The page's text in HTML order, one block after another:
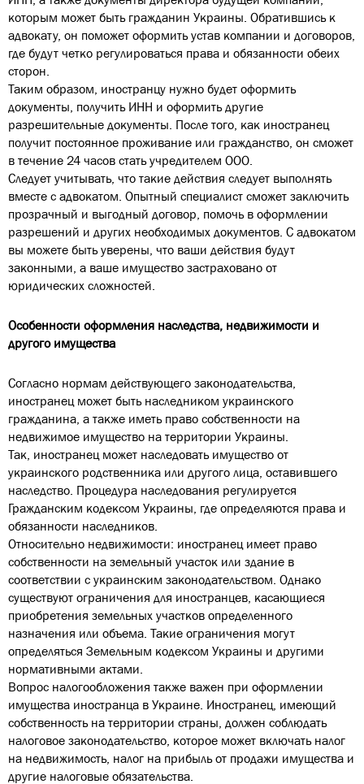
которым может быть гражданин Украины. Обратившись к
адвокату, он поможет оформить устав компании и договоров,
где будут четко регулироваться права и обязанности обеих
сторон.
Таким образом, иностранцу нужно будет оформить
документы, получить ИНН и оформить другие
разрешительные документы. После того, как иностранец
получит постоянное проживание или гражданство, он сможет
в течение 24 часов стать учредителем ООО.
Следует учитывать, что такие действия следует выполнять
вместе с адвокатом. Опытный специалист сможет заключить
прозрачный и выгодный договор, помочь в оформлении
разрешений и других необходимых документов. С адвокатом
вы можете быть уверены, что ваши действия будут
законными, а ваше имущество застраховано от
юридических сложностей.
Особенности оформления наследства, недвижимости и
другого имущества
Согласно нормам действующего законодательства,
иностранец может быть наследником украинского
гражданина, а также иметь право собственности на
недвижимое имущество на территории Украины.
Так, иностранец может наследовать имущество от
украинского родственника или другого лица, оставившего
наследство. Процедура наследования регулируется
Гражданским кодексом Украины, где определяются права и
обязанности наследников.
Относительно недвижимости: иностранец имеет право
собственности на земельный участок или здание в
соответствии с украинским законодательством. Однако
существуют ограничения для иностранцев, касающиеся
приобретения земельных участков определенного
назначения или объема. Такие ограничения могут
определяться Земельным кодексом Украины и другими
нормативными актами.
Вопрос налогообложения также важен при оформлении
имущества иностранца в Украине. Иностранец, имеющий
собственность на территории страны, должен соблюдать
налоговое законодательство, которое может включать налог
на недвижимость, налог на прибыль от продажи имущества и
другие налоговые обязательства.